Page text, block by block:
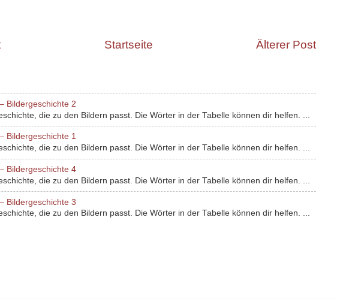
Älterer Post
Startseite
Bildergeschichte 2
die zu den Bildern passt. Die Wörter in der Tabelle können dir helfen. ...
Bildergeschichte 1
die zu den Bildern passt. Die Wörter in der Tabelle können dir helfen. ...
Bildergeschichte 4
die zu den Bildern passt. Die Wörter in der Tabelle können dir helfen. ...
Bildergeschichte 3
die zu den Bildern passt. Die Wörter in der Tabelle können dir helfen. ...